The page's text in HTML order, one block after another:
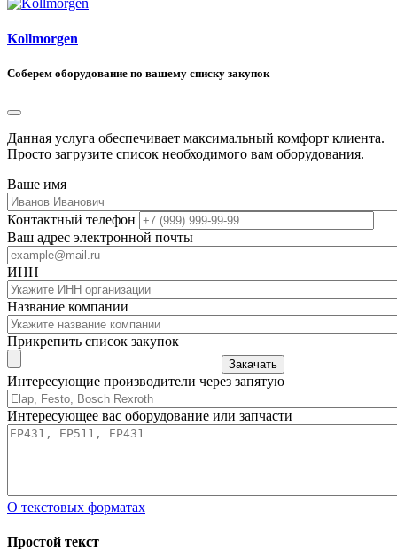
Kollmorgen
Соберем оборудование по вашему списку закупок
Данная услуга обеспечивает максимальный комфорт клиента.
Просто загрузите список необходимого вам оборудования.
Ваше имя
Контактный телефон
Ваш адрес электронной почты
ИНН
Название компании
Прикрепить список закупок
Закачать
Интересующие производители через запятую
Интересующее вас оборудование или запчасти
О текстовых форматах
Простой текст